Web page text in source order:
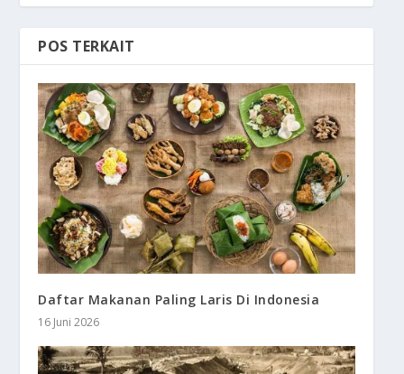
POS TERKAIT
Daftar Makanan Paling Laris Di Indonesia
16 Juni 2026